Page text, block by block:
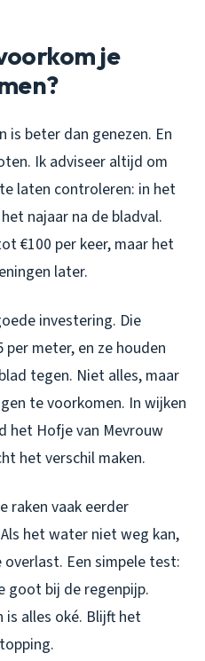
je
is beter dan genezen. En
Ik adviseer altijd om
laten controleren: in het
najaar na de bladval.
€100 per keer, maar het
later.
investering. Die
per meter, en ze houden
tegen. Niet alles, maar
te voorkomen. In wijken
het Hofje van Mevrouw
het verschil maken.
raken vaak eerder
het water niet weg kan,
Een simpele test:
goot bij de regenpijp.
is alles oké. Blijft het